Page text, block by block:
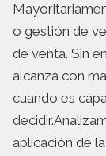
o gestión de
de venta. Sin
alcanza con
cuando es
aplicación de